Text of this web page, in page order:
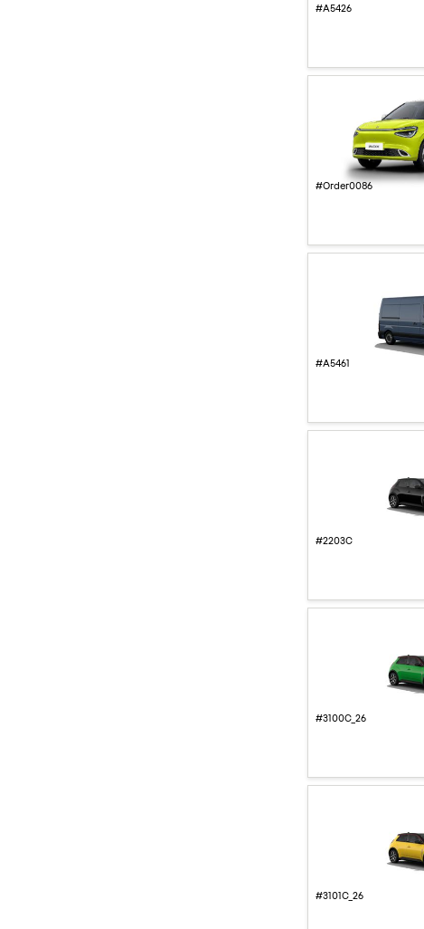
#A5426
#Order0086
#A5461
#2203C
#3100C_26
#3101C_26